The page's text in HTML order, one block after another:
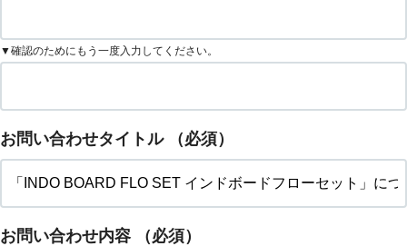
▼確認のためにもう一度入力してください。
お問い合わせタイトル （必須）
お問い合わせ内容 （必須）